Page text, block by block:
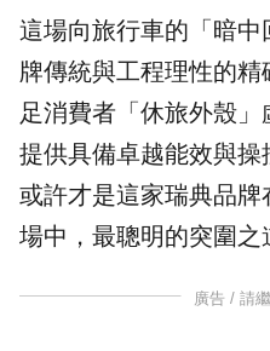
這場向旅行車的「暗
牌傳統與工程理性的
足消費者「休旅外殼
提供具備卓越能效與
或許才是這家瑞典品
場中，最聰明的突圍之
廣告 / 請